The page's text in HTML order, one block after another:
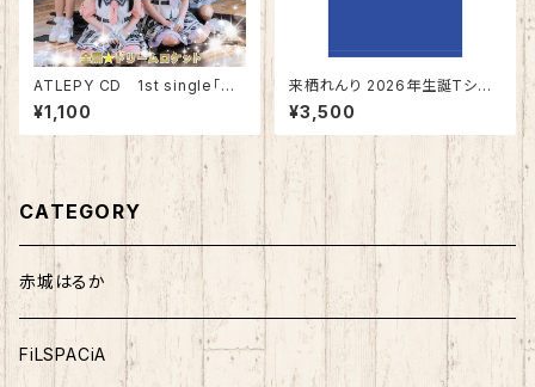
ATLEPY CD 1st single「全
開☆ドリームロケット」
¥1,100
来栖れんり 2026年生誕Tシャ
ツ ※郵送限定
¥3,500
CATEGORY
赤城はるか
FiLSPACiA